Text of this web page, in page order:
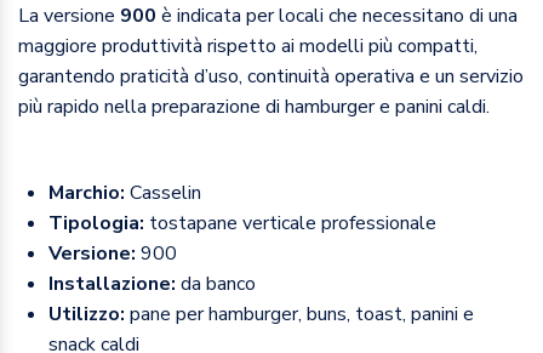
La versione 900 è indicata per locali che necessitano di una
maggiore produttività rispetto ai modelli più compatti,
garantendo praticità d’uso, continuità operativa e un servizio
più rapido nella preparazione di hamburger e panini caldi.
Marchio: Casselin
Tipologia: tostapane verticale professionale
Versione: 900
Installazione: da banco
Utilizzo: pane per hamburger, buns, toast, panini e
snack caldi